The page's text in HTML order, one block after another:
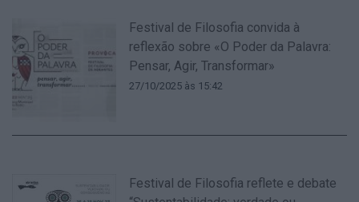
Festival de Filosofia convida à
reflexão sobre «O Poder da Palavra:
Pensar, Agir, Transformar»
27/10/2025 às 15:42
Festival de Filosofia reflete e debate